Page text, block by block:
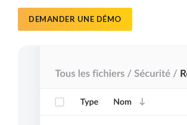
DEMANDER UNE DÉMO